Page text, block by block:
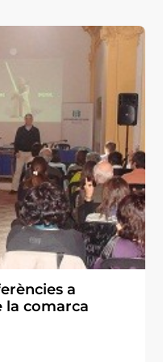
a
la comarca